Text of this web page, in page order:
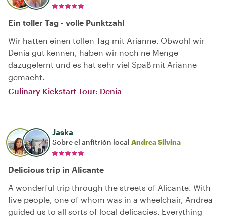
Ein toller Tag - volle Punktzahl
Wir hatten einen tollen Tag mit Arianne. Obwohl wir
Denia gut kennen, haben wir noch ne Menge
dazugelernt und es hat sehr viel Spaß mit Arianne
gemacht.
Culinary Kickstart Tour: Denia
Jaska
Sobre el anfitrión local Andrea Silvina
Delicious trip in Alicante
A wonderful trip through the streets of Alicante. With
five people, one of whom was in a wheelchair, Andrea
guided us to all sorts of local delicacies. Everything